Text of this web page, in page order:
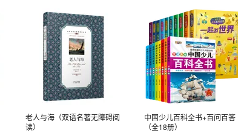
老人与海（双语名著无障碍阅
读）
中国少儿百科全书+百问百答
（全18册）